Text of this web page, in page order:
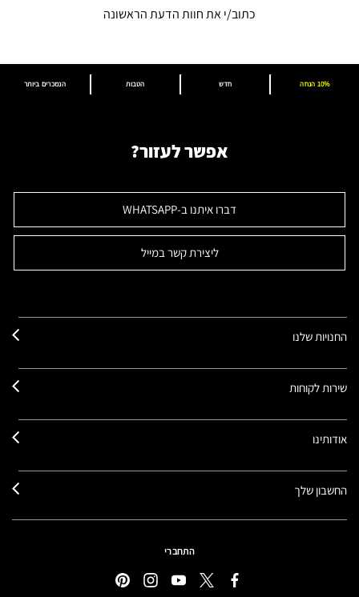
כתוב/י את חוות הדעת הראשונה
הנמכרים ביותר הטבות חדש 10% הנחה
אפשר לעזור?
דברו איתנו ב-WHATSAPP
ליצירת קשר במייל
החנויות שלנו
שירות לקוחות
אודותינו
החשבון שלך
התחברי